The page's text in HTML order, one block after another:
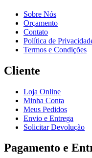
Sobre Nós
Orçamento
Contato
Política de
Termos e Condições
Cliente
Loja Online
Minha Conta
Meus Pedidos
Envio e Entrega
Solicitar Devolução
Pagamento e